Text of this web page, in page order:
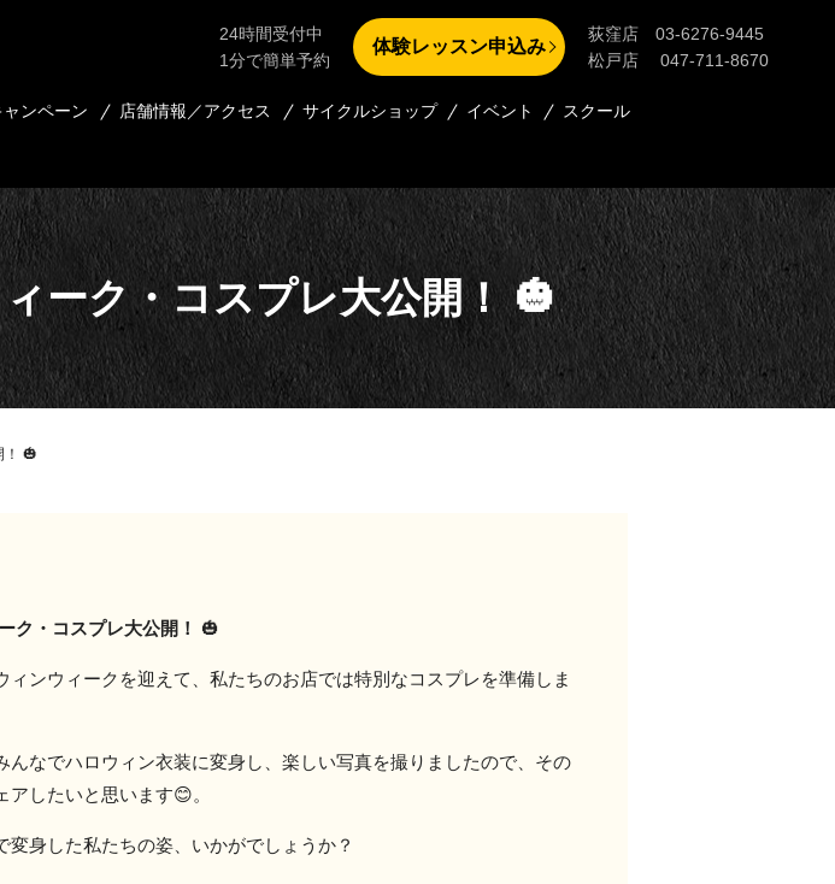
ンペーン 店舗情報／アクセス サイクルショップ イベント
スクール
24時間受付中
1分で簡単予約
体験レッスン申込み
荻窪店 03-6276-9445
松戸店 047-711-8670
ーク・コスプレ大公開！ 🎃
！ 🎃
ク・コスプレ大公開！ 🎃
ィンウィークを迎えて、私たちのお店では特別なコスプレを準備しま
んなでハロウィン衣装に変身し、楽しい写真を撮りましたので、その
したいと思います😊。
変身した私たちの姿、いかがでしょうか？